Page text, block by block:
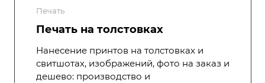
Печать
Печать на толстовках
Нанесение принтов на толстовках и
свитшотах, изображений, фото на заказ и
дешево: производство и